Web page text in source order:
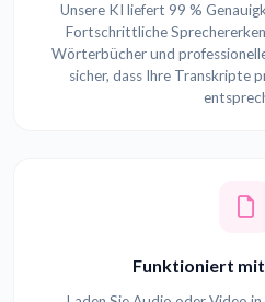
Unsere KI liefert 99 %
Fortschrittliche
Wörterbücher und
sicher, dass Ihre Transkripte
Funktioniert